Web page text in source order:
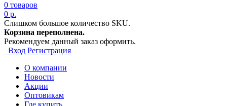
0 товаров
0 р.
Слишком большое количество SKU.
Корзина переполнена.
Рекомендуем данный заказ оформить.
Вход Регистрация
О компании
Новости
Акции
Оптовикам
Где купить